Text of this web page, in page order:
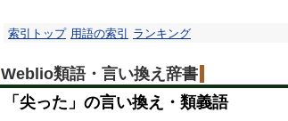
索引トップ 用語の索引 ランキング
Weblio類語・言い換え辞書
「 尖った 」の言い換え・類義語